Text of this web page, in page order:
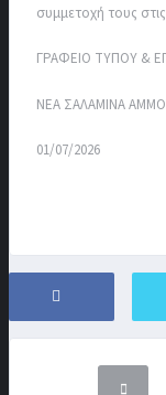
συμμετοχή τους
ΓΡΑΦΕΙΟ ΤΥΠΟΥ &
ΝΕΑ ΣΑΛΑΜΙΝΑ
01/07/2026